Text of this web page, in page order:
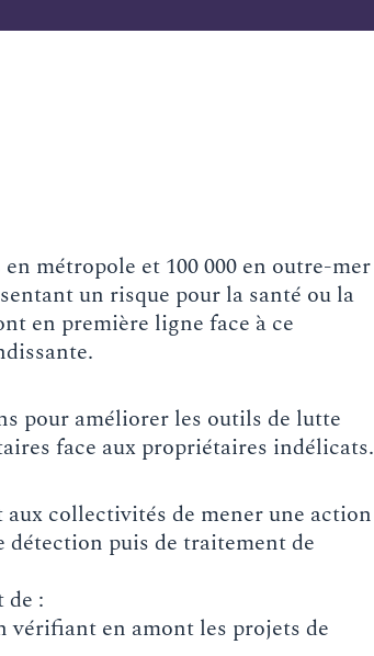
métropole et 100 000 en outre-mer
un risque pour la santé ou la
en première ligne face à ce
pour améliorer les outils de lutte
face aux propriétaires indélicats.
collectivités de mener une action
détection puis de traitement de
de :
vérifiant en amont les projets de